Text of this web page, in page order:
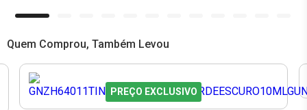
Quem Comprou, Também Levou
PREÇO EXCLUSIVO